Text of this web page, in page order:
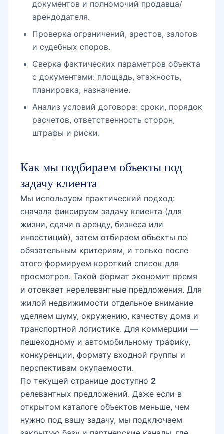
документов и полномочий продавца/
арендодателя.
Проверка ограничений, арестов, залогов
и судебных споров.
Сверка фактических параметров объекта
с документами: площадь, этажность,
планировка, назначение.
Анализ условий договора: сроки, порядок
расчетов, ответственность сторон,
штрафы и риски.
Как мы подбираем объекты под
задачу клиента
Мы используем практический подход:
сначала фиксируем задачу клиента (для
жизни, сдачи в аренду, бизнеса или
инвестиций), затем отбираем объекты по
обязательным критериям, и только после
этого формируем короткий список для
просмотров. Такой формат экономит время
и отсекает нерелевантные предложения. Для
жилой недвижимости отдельное внимание
уделяем шуму, окружению, качеству дома и
транспортной логистике. Для коммерции —
пешеходному и автомобильному трафику,
конкуренции, формату входной группы и
перспективам окупаемости.
По текущей странице доступно 2
релевантных предложений. Даже если в
открытом каталоге объектов меньше, чем
нужно под вашу задачу, мы подключаем